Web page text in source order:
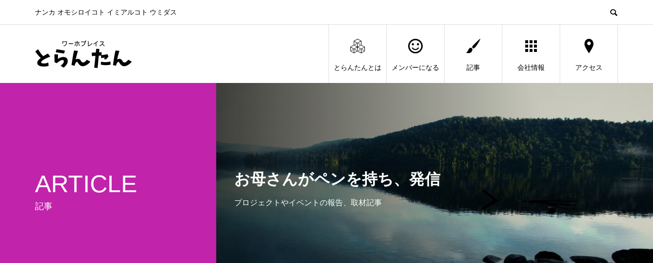
ナンカ オモシロイコト イミアルコト ウミダス
とらんたんとは メンバーになる 記事 会社情報 アクセス
ARTICLE
記事
お母さんがペンを持ち、発信
プロジェクトやイベントの報告、取材記事